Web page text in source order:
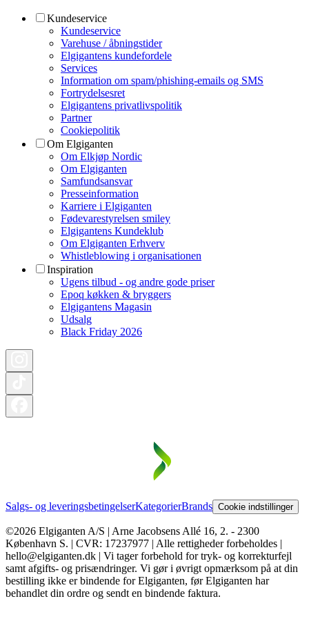
Kundeservice
Kundeservice
Varehuse / åbningstider
Elgigantens kundefordele
Services
Information om spam/phishing-emails og SMS
Fortrydelsesret
Elgigantens privatlivspolitik
Partner
Cookiepolitik
Om Elgiganten
Om Elkjøp Nordic
Om Elgiganten
Samfundsansvar
Presseinformation
Karriere i Elgiganten
Fødevarestyrelsen smiley
Elgigantens Kundeklub
Om Elgiganten Erhverv
Whistleblowing i organisationen
Inspiration
Ugens tilbud - og andre gode priser
Epoq køkken & bryggers
Elgigantens Magasin
Udsalg
Black Friday 2026
Salgs- og leveringsbetingelserKategorierBrands Cookie indstillinger
©2026 Elgiganten A/S | Arne Jacobsens Allé 16, 2. - 2300
København S. | CVR: 17237977 | Alle rettigheder forbeholdes |
hello@elgiganten.dk | Vi tager forbehold for tryk- og korrekturfejl
samt afgifts- og prisændringer. Vi gør i øvrigt opmærksom på at din
bestilling ikke er bindende for Elgiganten, før Elgiganten har
behandlet din ordre og sendt en bindende faktura.